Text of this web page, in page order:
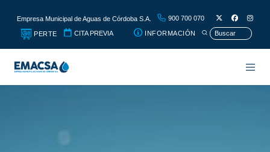
Empresa Municipal de Aguas de Córdoba S.A. 900 700 070
PERTE CITA PREVIA INFORMACIÓN